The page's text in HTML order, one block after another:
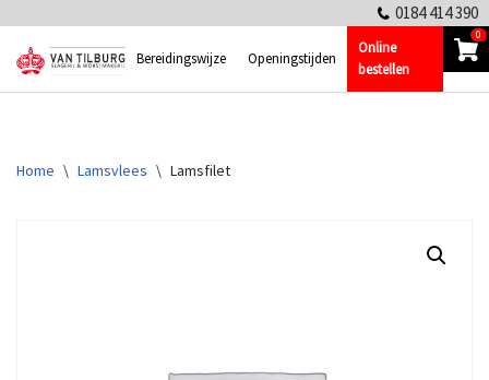
Ga
0184 414 390
Bereidingswijze Openingstijden
Online
bestellen
0
Home \ Lamsvlees \ Lamsfilet